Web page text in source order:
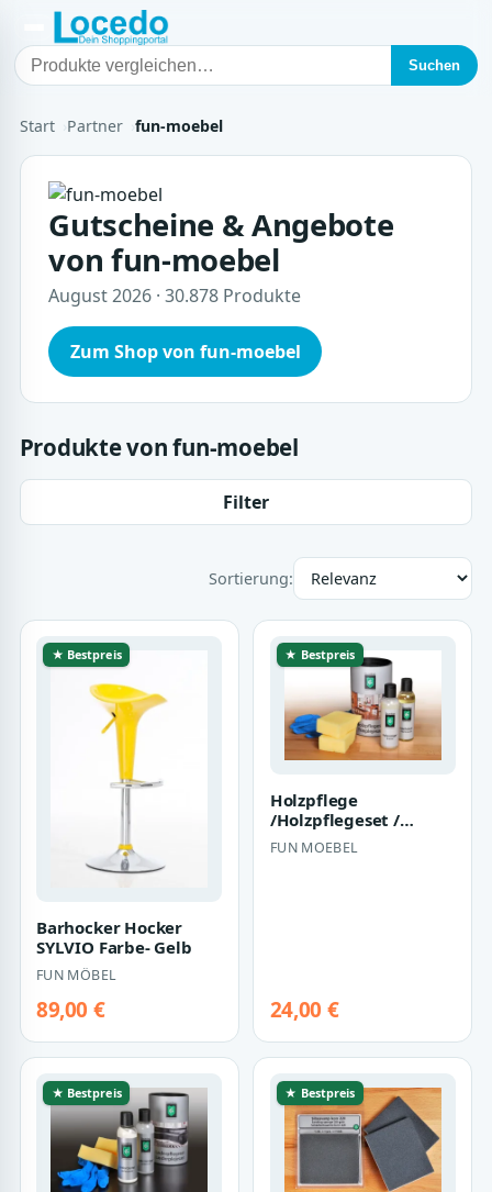
Suchen
Start Partner fun-moebel
Gutscheine & Angebote
von fun-moebel
August 2026 · 30.878 Produkte
Zum Shop von fun-moebel
Produkte von fun-moebel
Filter
Sortierung:
★ Bestpreis
Barhocker Hocker
SYLVIO Farbe- Gelb
FUN MÖBEL
89,00 €
★ Bestpreis
Holzpflege
/Holzpflegeset /
Massivholz Reiniger
und Pflegeset
FUN MOEBEL
24,00 €
★ Bestpreis ★ Bestpreis